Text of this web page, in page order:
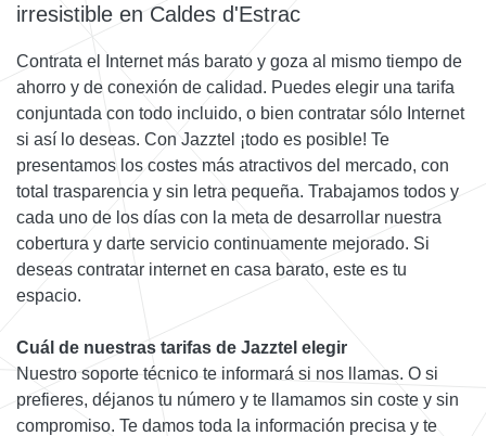
irresistible en Caldes d'Estrac
Contrata el Internet más barato y goza al mismo tiempo de
ahorro y de conexión de calidad. Puedes elegir una tarifa
conjuntada con todo incluido, o bien contratar sólo Internet
si así lo deseas. Con Jazztel ¡todo es posible! Te
presentamos los costes más atractivos del mercado, con
total trasparencia y sin letra pequeña. Trabajamos todos y
cada uno de los días con la meta de desarrollar nuestra
cobertura y darte servicio continuamente mejorado. Si
deseas contratar internet en casa barato, este es tu
espacio.
Cuál de nuestras tarifas de Jazztel elegir
Nuestro soporte técnico te informará si nos llamas. O si
prefieres, déjanos tu número y te llamamos sin coste y sin
compromiso. Te damos toda la información precisa y te